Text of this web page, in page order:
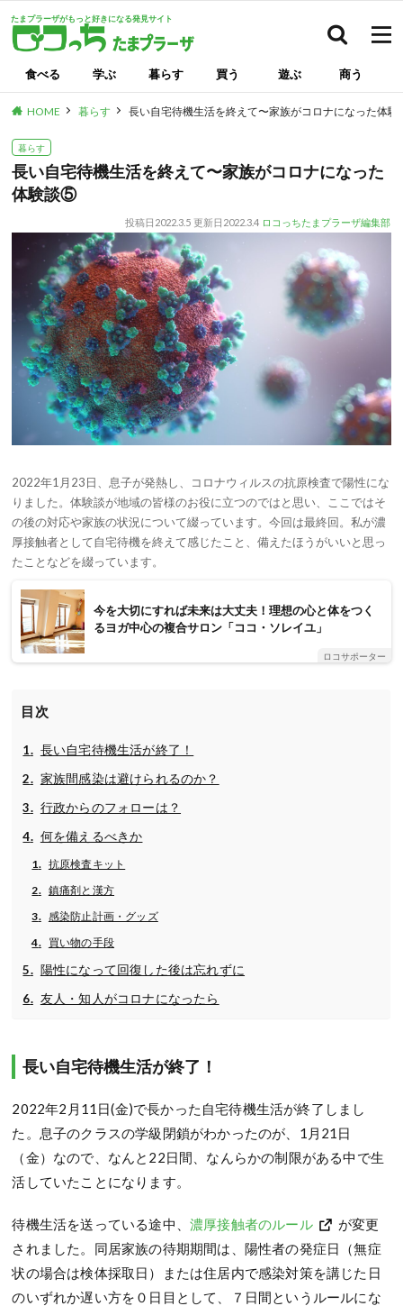
たまプラーザがもっと好きになる発見サイト
食べる 学ぶ 暮らす 買う 遊ぶ 商う
HOME 暮らす 長い自宅待機生活を終えて〜家族がコロナになった体
暮らす
長い自宅待機生活を終えて〜家族がコロナになった
体験談⑤
投稿日 2022.3.5 更新日 2022.3.4 ロコっちたまプラーザ編集部
2022年1月23日、息子が発熱し、コロナウィルスの抗原検査で陽性にな
りました。体験談が地域の皆様のお役に立つのではと思い、ここではそ
の後の対応や家族の状況について綴っています。今回は最終回。私が濃
厚接触者として自宅待機を終えて感じたこと、備えたほうがいいと思っ
たことなどを綴っています。
今を大切にすれば未来は大丈夫！理想の心と体をつく
るヨガ中心の複合サロン「ココ・ソレイユ」
ロコサポーター
目次
長い自宅待機生活が終了！
家族間感染は避けられるのか？
行政からのフォローは？
何を備えるべきか
抗原検査キット
鎮痛剤と漢方
感染防止計画・グッズ
買い物の手段
陽性になって回復した後は忘れずに
友人・知人がコロナになったら
長い自宅待機生活が終了！
2022年2月11日(金)で長かった自宅待機生活が終了しまし
た。息子のクラスの学級閉鎖がわかったのが、1月21日
（金）なので、なんと22日間、なんらかの制限がある中で生
活していたことになります。
待機生活を送っている途中、濃厚接触者のルール
が変更
されました。同居家族の待期期間は、陽性者の発症日（無症
状の場合は検体採取日）または住居内で感染対策を講じた日
のいずれか遅い方を０日目として、７日間というルールにな